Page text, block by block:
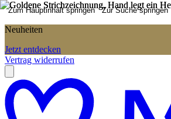
Zum Hauptinhalt springen Zur Suche springen
Neuheiten
Jetzt entdecken
Vertrag widerrufen